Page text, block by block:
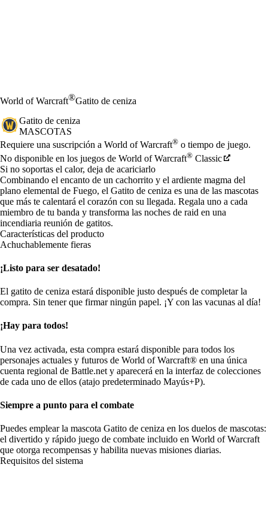
World of Warcraft®Gatito de ceniza
Gatito de ceniza
MASCOTAS
Precio
Available actions
Requiere una suscripción a World of Warcraft® o tiempo de juego.
No disponible en los juegos de World of Warcraft® Classic
Si no soportas el calor, deja de acariciarlo
Combinando el encanto de un cachorrito y el ardiente magma del
plano elemental de Fuego, el Gatito de ceniza es una de las mascotas
que más te calentará el corazón con su llegada. Regala uno a cada
miembro de tu banda y transforma las noches de raid en una
incendiaria reunión de gatitos.
Características del producto
Achuchablemente fieras
¡Listo para ser desatado!
El gatito de ceniza estará disponible justo después de completar la
compra. Sin tener que firmar ningún papel. ¡Y con las vacunas al día!
¡Hay para todos!
Una vez activada, esta compra estará disponible para todos los
personajes actuales y futuros de World of Warcraft® en una única
cuenta regional de Battle.net y aparecerá en la interfaz de colecciones
de cada uno de ellos (atajo predeterminado Mayús+P).
Siempre a punto para el combate
Puedes emplear la mascota Gatito de ceniza en los duelos de mascotas:
el divertido y rápido juego de combate incluido en World of Warcraft
que otorga recompensas y habilita nuevas misiones diarias.
Requisitos del sistema